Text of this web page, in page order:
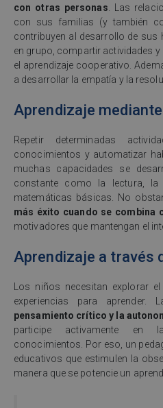
con otras personas. Las
con sus familias (y también
contribuyen al desarrollo de sus
en grupo, compartir actividades
el aprendizaje cooperativo.
a desarrollar la empatía y la
Aprendizaje
Repetir determinadas
conocimientos y automatizar
muchas capacidades se
constante como la lectura,
matemáticas básicas. No
más éxito cuando se combina
motivadores que mantengan el
Aprendizaje a través
Los niños necesitan explorar
experiencias para aprender.
pensamiento crítico y la
participe activamente en
conocimientos. Por eso, un
educativos que estimulen la
manera que se potencie un